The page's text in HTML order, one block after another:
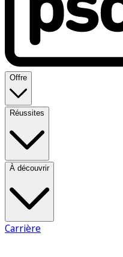
Offre
Réussites
À découvrir
Carrière